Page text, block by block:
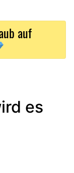
auf
es